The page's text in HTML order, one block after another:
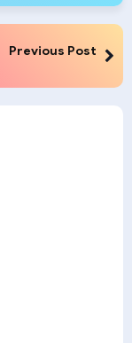
Previous Post